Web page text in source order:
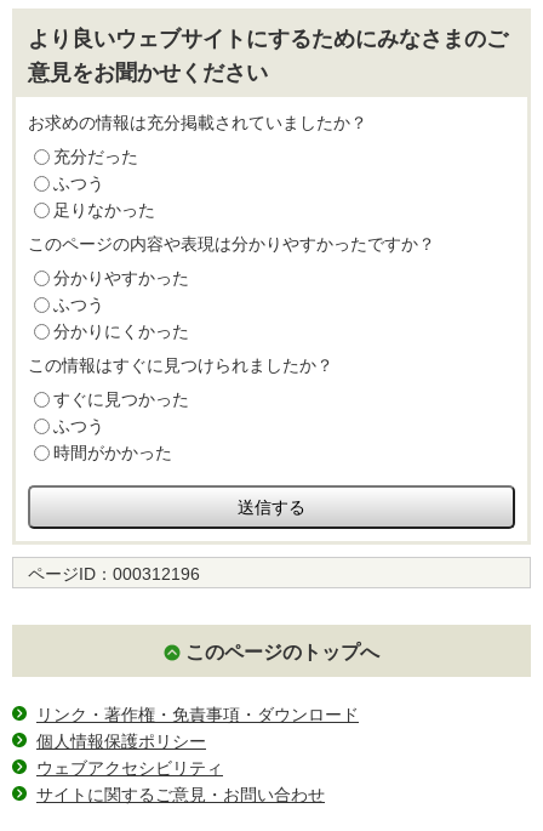
より良いウェブサイトにするためにみなさまのご
意見をお聞かせください
お求めの情報は充分掲載されていましたか？
充分だった
ふつう
足りなかった
このページの内容や表現は分かりやすかったですか？
分かりやすかった
ふつう
分かりにくかった
この情報はすぐに見つけられましたか？
すぐに見つかった
ふつう
時間がかかった
ページID： 000312196
このページのトップへ
リンク・著作権・免責事項・ダウンロード
個人情報保護ポリシー
ウェブアクセシビリティ
サイトに関するご意見・お問い合わせ